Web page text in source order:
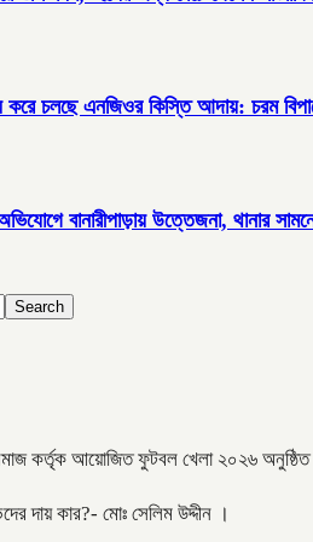
করে চলছে এনজিওর কিস্তি আদায়: চরম
বানারীপাড়ায় উত্তেজনা, থানার
Search
সমাজ কর্তৃক আয়োজিত ফুটবল খেলা ২০২৬
দায় কার?- মোঃ সেলিম উদ্দীন ।